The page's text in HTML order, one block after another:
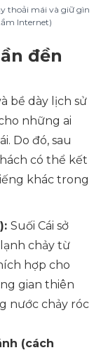
thoải mái và giữ gìn
Internet)
đền
bề dày lịch sử
những ai
Do đó, sau
có thể kết
khác trong
Suối Cái sở
chảy từ
hợp cho
gian thiên
nước chảy róc
(cách